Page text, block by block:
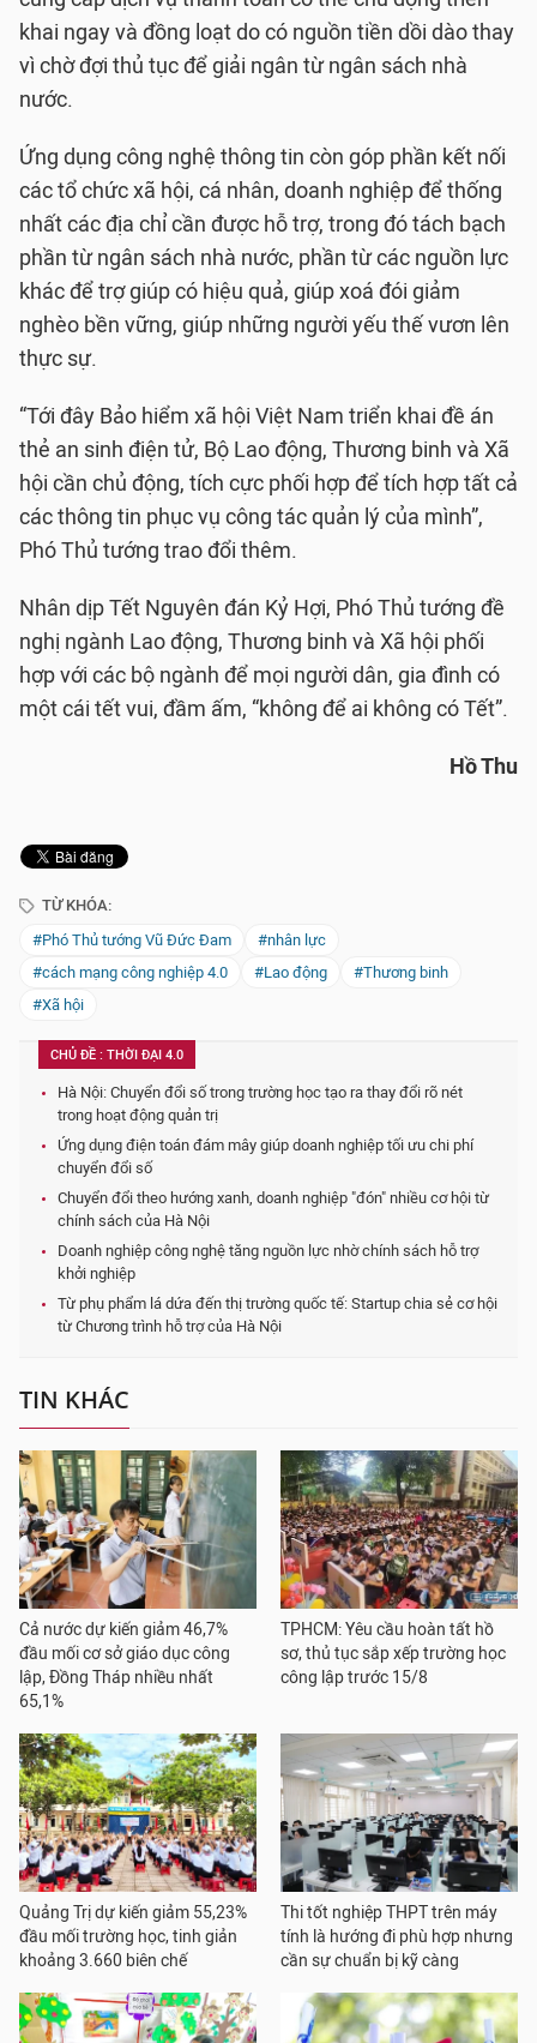
khai ngay và đồng loạt do có nguồn tiền dồi dào thay
vì chờ đợi thủ tục để giải ngân từ ngân sách nhà
nước.
Ứng dụng công nghệ thông tin còn góp phần kết nối
các tổ chức xã hội, cá nhân, doanh nghiệp để thống
nhất các địa chỉ cần được hỗ trợ, trong đó tách bạch
phần từ ngân sách nhà nước, phần từ các nguồn lực
khác để trợ giúp có hiệu quả, giúp xoá đói giảm
nghèo bền vững, giúp những người yếu thế vươn lên
thực sự.
“Tới đây Bảo hiểm xã hội Việt Nam triển khai đề án
thẻ an sinh điện tử, Bộ Lao động, Thương binh và Xã
hội cần chủ động, tích cực phối hợp để tích hợp tất cả
các thông tin phục vụ công tác quản lý của mình”,
Phó Thủ tướng trao đổi thêm.
Nhân dịp Tết Nguyên đán Kỷ Hợi, Phó Thủ tướng đề
nghị ngành Lao động, Thương binh và Xã hội phối
hợp với các bộ ngành để mọi người dân, gia đình có
một cái tết vui, đầm ấm, “không để ai không có Tết”.
Hồ Thu
TỪ KHÓA:
#Phó Thủ tướng Vũ Đức Đam
#nhân lực
#cách mạng công nghiệp 4.0
#Lao động
#Thương binh
#Xã hội
CHỦ ĐỀ : THỜI ĐẠI 4.0
Hà Nội: Chuyển đổi số trong trường học tạo ra thay đổi rõ nét
trong hoạt động quản trị
Ứng dụng điện toán đám mây giúp doanh nghiệp tối ưu chi phí
chuyển đổi số
Chuyển đổi theo hướng xanh, doanh nghiệp "đón" nhiều cơ hội từ
chính sách của Hà Nội
Doanh nghiệp công nghệ tăng nguồn lực nhờ chính sách hỗ trợ
khởi nghiệp
Từ phụ phẩm lá dứa đến thị trường quốc tế: Startup chia sẻ cơ hội
từ Chương trình hỗ trợ của Hà Nội
TIN KHÁC
Cả nước dự kiến giảm 46,7%
đầu mối cơ sở giáo dục công
lập, Đồng Tháp nhiều nhất
65,1%
TPHCM: Yêu cầu hoàn tất hồ
sơ, thủ tục sắp xếp trường học
công lập trước 15/8
Quảng Trị dự kiến giảm 55,23%
đầu mối trường học, tinh giản
khoảng 3.660 biên chế
Thi tốt nghiệp THPT trên máy
tính là hướng đi phù hợp nhưng
cần sự chuẩn bị kỹ càng